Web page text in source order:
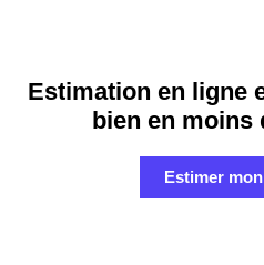
Estimation en ligne
bien en moins
Estimer